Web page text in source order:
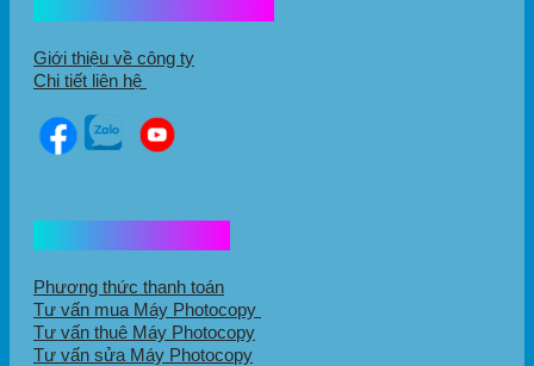
Giới thiệu về công ty
Chi tiết liên hệ
Phương thức thanh toán
Tư vấn mua Máy Photocopy
Tư vấn thuê Máy Photocopy
Tư vấn sửa Máy Photocopy